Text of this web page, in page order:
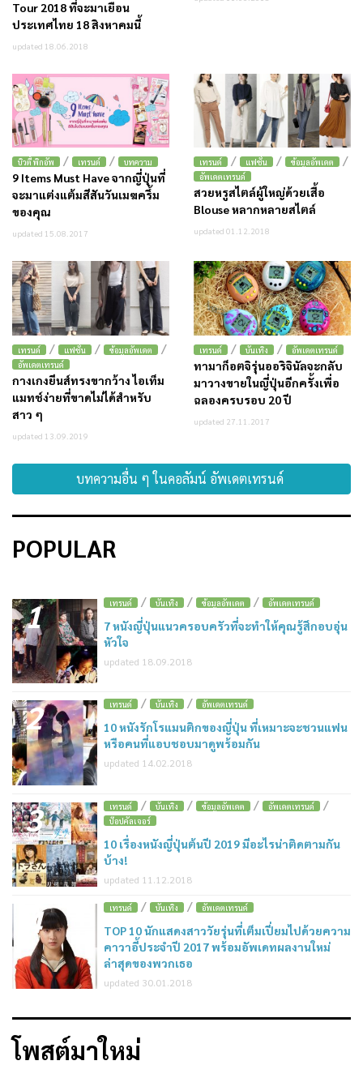
Tour 2018 ที่จะมาเยือน
ประเทศไทย 18 สิงหาคมนี้
updated 18.06.2018
บิวตี้ พิกอัพ / เทรนด์ / บทความ
9 Items Must Have จากญี่ปุ่นที่
จะมาแต่งแต้มสีสันวันเมฆครึ้ม
ของคุณ
updated 15.08.2017
เทรนด์ / แฟชั่น / ข้อมูลอัพเดต /
อัพเดตเทรนด์
สวยหรูสไตล์ผู้ใหญ่ด้วยเสื้อ
Blouse หลากหลายสไตล์
updated 01.12.2018
เทรนด์ / แฟชั่น / ข้อมูลอัพเดต /
อัพเดตเทรนด์
กางเกงยีนส์ทรงขากว้าง ไอเท็ม
แมทช์ง่ายที่ขาดไม่ได้สำหรับ
สาว ๆ
updated 13.09.2019
เทรนด์ / บันเทิง / อัพเดตเทรนด์
ทามาก็อตจิรุ่นออริจินัลจะกลับ
มาวางขายในญี่ปุ่นอีกครั้งเพื่อ
ฉลองครบรอบ 20 ปี
updated 27.11.2017
บทความอื่น ๆ ในคอลัมน์ อัพเดตเทรนด์
POPULAR
1 เทรนด์ / บันเทิง / ข้อมูลอัพเดต / อัพเดตเทรนด์
7 หนังญี่ปุ่นแนวครอบครัวที่จะทำให้คุณรู้สึกอบอุ่น
หัวใจ
updated 18.09.2018
2 เทรนด์ / บันเทิง / อัพเดตเทรนด์
10 หนังรักโรแมนติกของญี่ปุ่น ที่เหมาะจะชวนแฟน
หรือคนที่แอบชอบมาดูพร้อมกัน
updated 14.02.2018
3 เทรนด์ / บันเทิง / ข้อมูลอัพเดต / อัพเดตเทรนด์ /
ป๊อปคัลเจอร์
10 เรื่องหนังญี่ปุ่นต้นปี 2019 มีอะไรน่าติดตามกัน
บ้าง!
updated 11.12.2018
4 เทรนด์ / บันเทิง / อัพเดตเทรนด์
TOP 10 นักแสดงสาววัยรุ่นที่เต็มเปี่ยมไปด้วยความ
คาวาอี้ประจำปี 2017 พร้อมอัพเดทผลงานใหม่
ล่าสุดของพวกเธอ
updated 30.01.2018
โพสต์มาใหม่